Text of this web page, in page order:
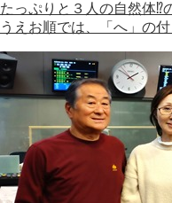
たっぷりと３人の自然体⁉
うえお順では、「へ」の